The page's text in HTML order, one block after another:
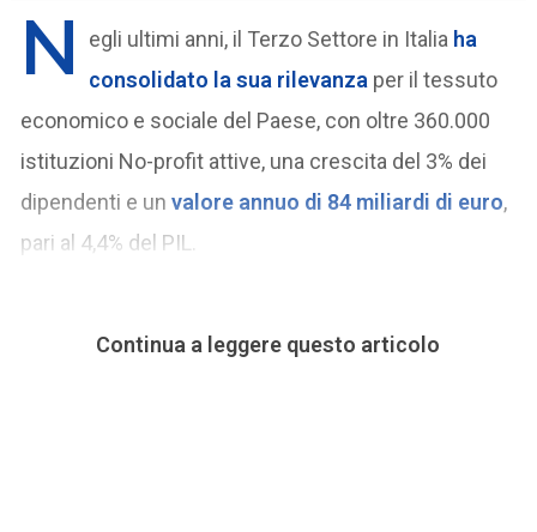
N egli ultimi anni, il Terzo Settore in Italia ha
consolidato la sua rilevanza per il tessuto
economico e sociale del Paese, con oltre 360.000
istituzioni No-profit attive, una crescita del 3% dei
dipendenti e unvalore annuo di 84 miliardi di euro,
pari al 4,4% del PIL.
Continua a leggere questo articolo